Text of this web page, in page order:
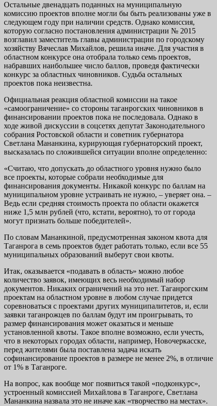
Остальные двенадцать поданных на муниципальную
комиссию проектов вполне могли бы быть реализованы уже в
следующем году при наличии средств. Однако комиссия,
которую согласно постановления администрации № 2015
возглавил заместитель главы администрации по городскому
хозяйству Вячеслав Михайлов, решила иначе. Для участия в
областном конкурсе она отобрала только семь проектов,
набравших наибольшее число баллов, проведя фактически
конкурс за областных чиновников. Судьба остальных
проектов пока неизвестна.
Официальная реакция областной комиссии на такое
«самоограничение» со стороны таганрогских чиновников в
финансировании проектов пока не последовала. Однако в
ходе живой дискуссии в соцсетях депутат Законодательного
собрания Ростовской области и советник губернатора
Светлана Мананкина, курирующая губернаторский проект,
высказалась по сложившейся ситуации вполне определенно:
«Считаю, что допускать до областного уровня нужно было
все проекты, которые собрали необходимые для
финансирования документы. Никакой конкурс по баллам на
муниципальном уровне устраивать не нужно, – уверяет она. –
Ведь если средняя стоимость проекта по области окажется
ниже 1,5 млн рублей (что, кстати, вероятно), то от города
могут признать больше победителей».
По словам Мананкиной, предусмотренная законом квота для
Таганрога в семь проектов будет работать только, если все 55
муниципальных образований выберут свои квоты.
Итак, оказывается «подавать в область» можно любое
количество заявок, имеющих весь необходимый набор
документов. Никаких ограничений на это нет. Таганрогским
проектам на областном уровне в любом случае придется
соревноваться с проектами других муниципалитетов, и, если
заявки таганрожцев по баллам будут им проигрывать, то
размер финансирования может оказаться и меньше
установленной квоты. Такое вполне возможно, если учесть,
что в некоторых городах области, например, Новочеркасске,
перед жителями была поставлена задача искать
софинансирование проектов в размере не менее 2%, в отличие
от 1% в Таганроге.
На вопрос, как вообще мог появиться такой «подконкурс»,
устроенный комиссией Михайлова в Таганроге, Светлана
Мананкина назвала это не иначе как «творчество на местах».